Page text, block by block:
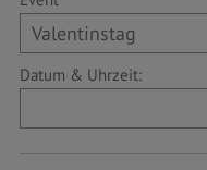
Datum & Uhrzeit: